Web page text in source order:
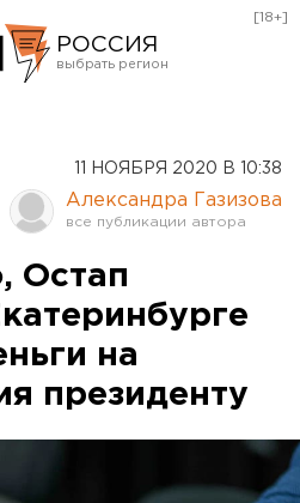
РОССИЯ
Оренбург
[18+]
11 НОЯБРЯ 2020 В 10:38
Александра Газизова
Остап
на
президенту